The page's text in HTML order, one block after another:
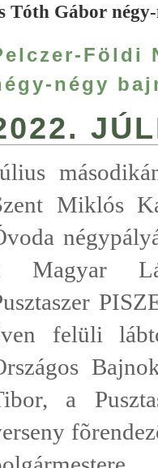
Tóth Gábor
Földi
négy
Miklós
Magyar
felüli
a